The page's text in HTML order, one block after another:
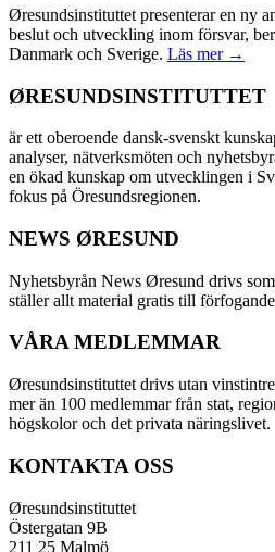
Øresundsinstituttet presenterar en ny
beslut och utveckling inom försvar,
Danmark och Sverige. Läs mer →
ØRESUNDSINSTITUTTET
är ett oberoende dansk-svenskt
analyser, nätverksmöten och
en ökad kunskap om utvecklingen i
fokus på Öresundsregionen.
NEWS ØRESUND
Nyhetsbyrån News Øresund drivs
ställer allt material gratis till
VÅRA MEDLEMMAR
Øresundsinstituttet drivs utan
mer än 100 medlemmar från stat,
högskolor och det privata näringslivet.
KONTAKTA OSS
Øresundsinstituttet
Östergatan 9B
211 25 Malmö